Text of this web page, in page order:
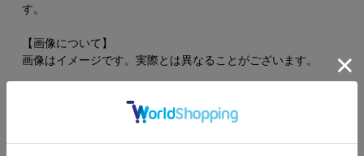
す。
【画像について】
画像はイメージです。実際とは異なることがございます。
H×W